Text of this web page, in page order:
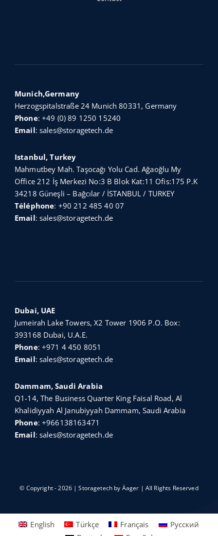
Munich,Germany
Herzogspitalstraße 24 Munich 80331, Germany
Phone:+49 (0) 89 1250 15240
Email:sales@storagetech.de
Istanbul, Turkey
Mahmutbey Mah. Taşocağı Yolu Cad. Ağaoğlu My
Office 212 İş Merkezi No:3 B Blok Kat:11 Ofis:175 P.K
34218 Güneşli – Bağcılar / İSTANBUL / TURKEY
Téléphone: +90 212 485 40 07
Email:sales@storagetech.de
Dubai, UAE
Jumeirah Lake Towers, X2 Tower 1906 P.O. Box:
393168 Dubai, U.A.E.
Phone:+971 4 450 8051
Email:sales@storagetech.de
Dammam, Saudi Arabia
Q1-14, The Business Quarter King Faisal Road, Al
Khalidiyyah Al Janubiyyah Dammam, Saudi Arabia
Phone:+966138163471
Email:sales@storagetech.de
© Copyright - 2026 | Storagetech by Äager | All Rights Reserved
English Türkçe Français
Русский